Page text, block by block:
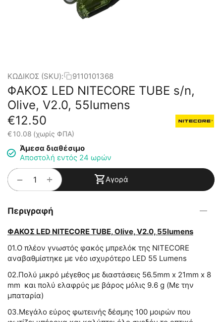
ΚΩΔΙΚΟΣ (SKU): 9110101368
ΦΑΚΟΣ LED NITECORE TUBE s/n,
Olive, V2.0, 55lumens
€12.50
€10.08 (χωρίς ΦΠΑ)
Άμεσα διαθέσιμο
Αποστολή εντός 24 ωρών
+
− Αγορά
Περιγραφή
ΦΑΚΟΣ LED NITECORE TUBE, Olive, V2.0, 55lumens
01.Ο πλέον γνωστός φακός μπρελόκ της NITECORE
αναβαθμίστηκε με νέο ισχυρότερο LED 55 Lumens
02.Πολύ μικρό μέγεθος με διαστάσεις 56.5mm x 21mm x 8
mm και πολύ ελαφρύς με βάρος μόλις 9.6 g (Με την
μπαταρία)
03.Μεγάλο εύρος φωτεινής δέσμης 100 μοιρών που